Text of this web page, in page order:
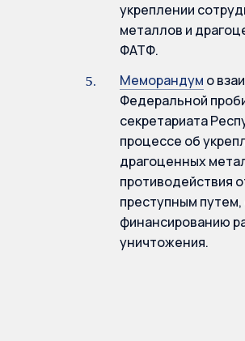
укреплении
металлов и
ФАТФ.
Меморандум о
Федеральной
секретариата
процессе об
драгоценных
противодействия
преступным
финансированию
уничтожения.